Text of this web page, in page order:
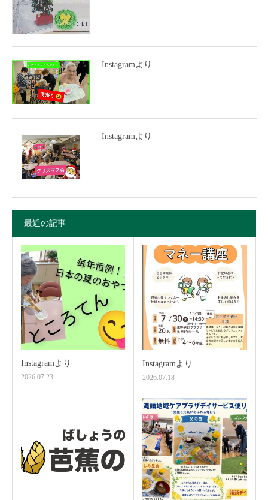
Instagramより
Instagramより
最近の記事
Instagramより
2026.07.23
Instagramより
2026.07.18